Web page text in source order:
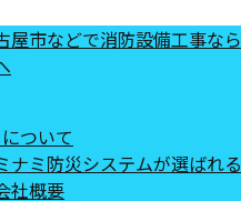
ついて
ナミ防災システムが選ばれ
社概要